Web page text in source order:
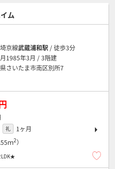
ム
京線武蔵浦和駅 / 徒歩3分
1985年3月 / 3階建
さいたま市南区別所7
礼
1ヶ月
ｍ2）